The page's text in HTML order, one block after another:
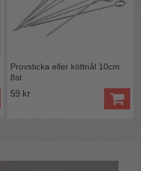
Provsticka eller köttnål 10cm
8st
59 kr